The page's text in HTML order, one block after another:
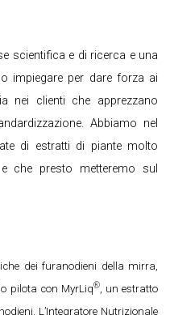
scientifica e di ricerca e una
impiegare per dare forza ai
nei clienti che apprezzano
Abbiamo nel
di estratti di piante molto
che presto metteremo sul
dei furanodieni della mirra,
pilota con MyrLiq®, un estratto
L’Integratore Nutrizionale